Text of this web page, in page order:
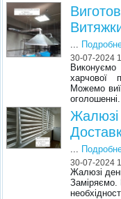
...
30-07-2024
харчової
Можемо
...
30-07-2024
Жалюзі
Заміряємо.